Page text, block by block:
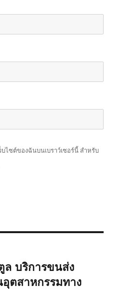
ไซต์ของฉันบนเบราว์เซอร์นี้ สำหรับ
ล บริการขนส่ง
อุตสาหกรรมทาง